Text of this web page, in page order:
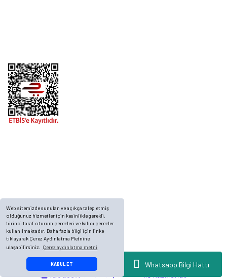
Web sitemizde sunulan ve açıkça talep etmiş
olduğunuz hizmetler için kesinlikle gerekli,
birinci taraf oturum çerezleri ve kalıcı çerezler
kullanılmaktadır. Daha fazla bilgi için linke
tıklayarak Çerez Aydınlatma Metnine
ulaşabilirsiniz.
Çerez aydınlatma metni
KABUL ET Whatsapp Bilgi Hattı
© 2023, ECKMARİNE.COM - Tüm Hakları Saklıdır.